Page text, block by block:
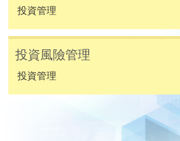
報讀優惠，請親臨學院的報
在網上報名過程中，由於
統處理上為兩個不同的程序
功被獲取錄。任何不成功的
申請人應注意，不論親身
程/科目只可提交一次申請。
投資管理
投資風險管理
投資管理